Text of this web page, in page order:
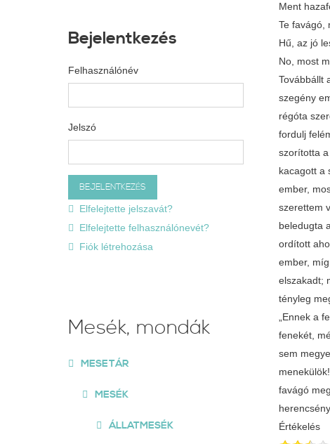
Ment
Te favágó,
Hű, az jó
No, most
Továbbállt
szegény
régóta
fordulj
szorította
kacagott a
ember,
szerettem
beledugta
ordított
ember,
elszakadt;
tényleg
„Ennek a
fenekét,
sem
favágó
Értékelés
Bejelentkezés
Felhasználónév
Jelszó
Elfelejtette jelszavát?
Elfelejtette felhasználónevét?
Fiók létrehozása
Mesék, mondák
MESETÁR
MESÉK
ÁLLATMESÉK